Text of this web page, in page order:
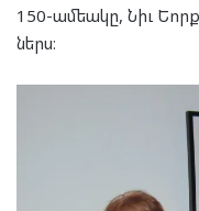
150-ամեակը, Նիւ
ներս։